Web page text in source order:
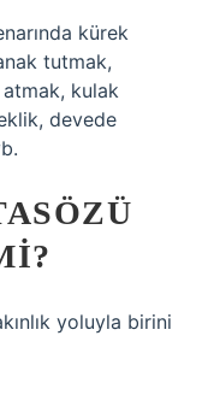
kürek
tutmak,
atmak, kulak
devede
yoluyla birini